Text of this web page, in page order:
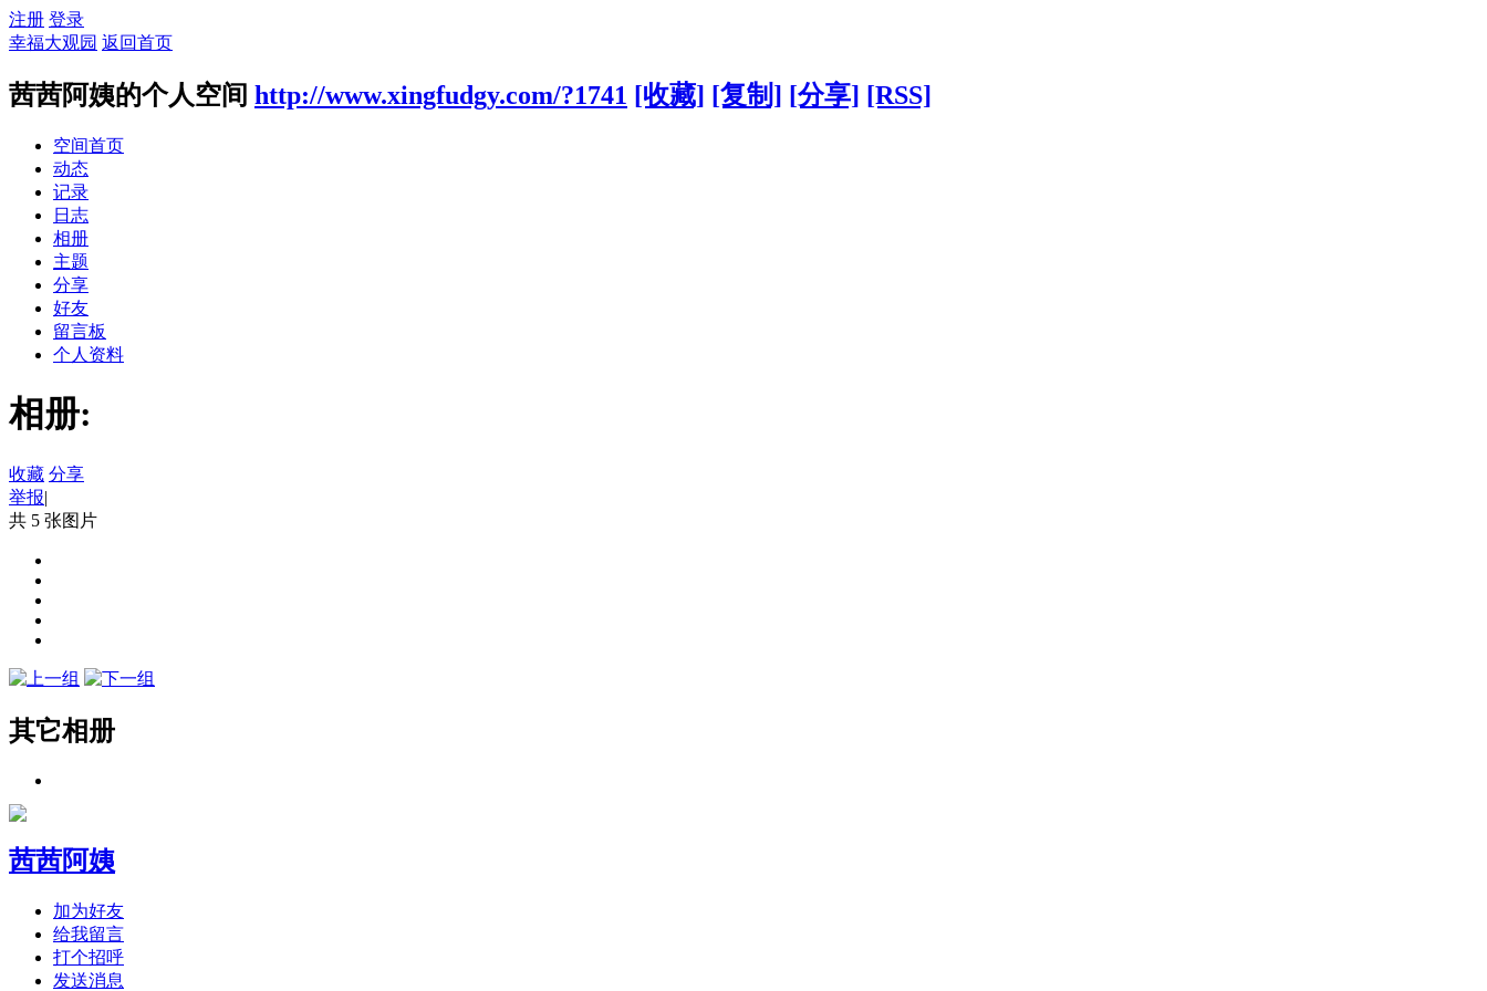
注册 登录
幸福大观园 返回首页
茜茜阿姨的个人空间 http://www.xingfudgy.com/?1741 [收藏] [复制] [分享] [RSS]
空间首页
动态
记录
日志
相册
主题
分享
好友
留言板
个人资料
相册:
收藏 分享
举报|
共 5 张图片
其它相册
茜茜阿姨
加为好友
给我留言
打个招呼
发送消息